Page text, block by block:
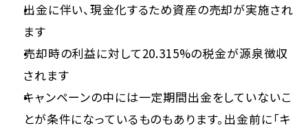
出金に伴い、現金化するため資産の売却が実施され
ます
売却時の利益に対して20.315%の税金が源泉徴収
されます
キャンペーンの中には一定期間出金をしていないこ
とが条件になっているものもあります。出金前に「キ